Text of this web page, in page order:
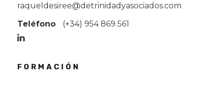
raqueldesiree@detrinidadyasociados.com
Teléfono
(+34) 954 869 561
FORMACIÓN